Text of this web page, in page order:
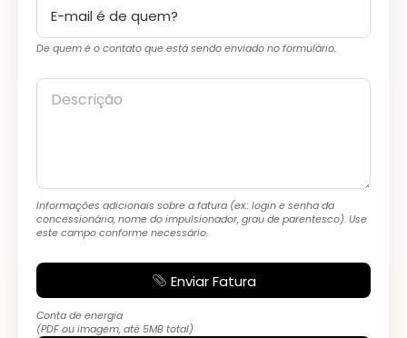
De quem é o contato que está sendo enviado no formulário.
Descrição
Informações adicionais sobre a fatura (ex.: login e senha da
concessionária, nome do impulsionador, grau de parentesco). Use
este campo conforme necessário.
Enviar Fatura
Conta de energia
(PDF ou imagem, até 5MB total)